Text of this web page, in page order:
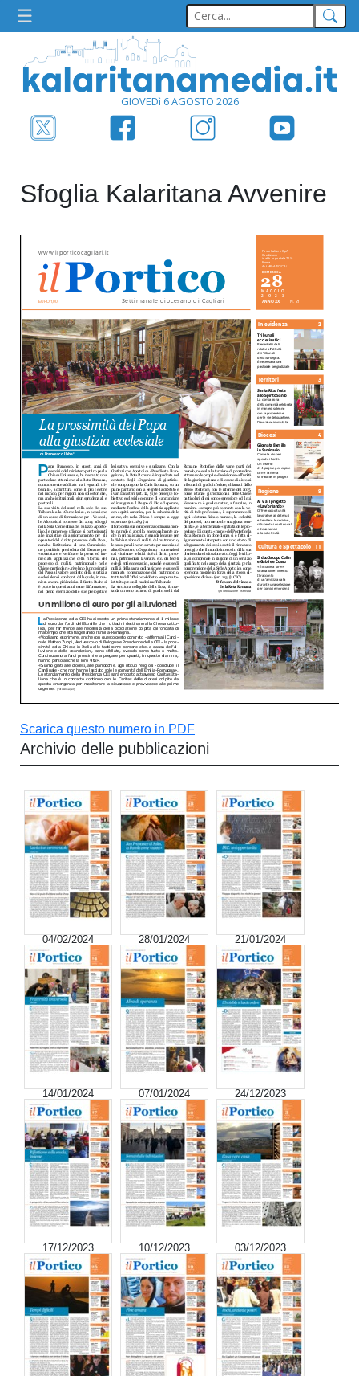
GIOVEDì 6 AGOSTO 2026
Sfoglia Kalaritana Avvenire
Scarica questo numero in PDF
Archivio delle pubblicazioni
04/02/2024 28/01/2024 21/01/2024
14/01/2024 07/01/2024 24/12/2023
17/12/2023 10/12/2023 03/12/2023